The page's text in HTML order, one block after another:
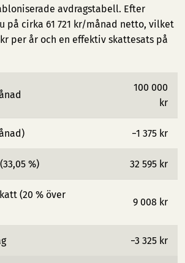
avdragstabell. Efter
på cirka 61 721 kr/månad netto, vilket
per år och en effektiv skattesats på
100 000
kr
−1 375 kr
%) 32 595 kr
(20 % över
9 008 kr
−3 325 kr